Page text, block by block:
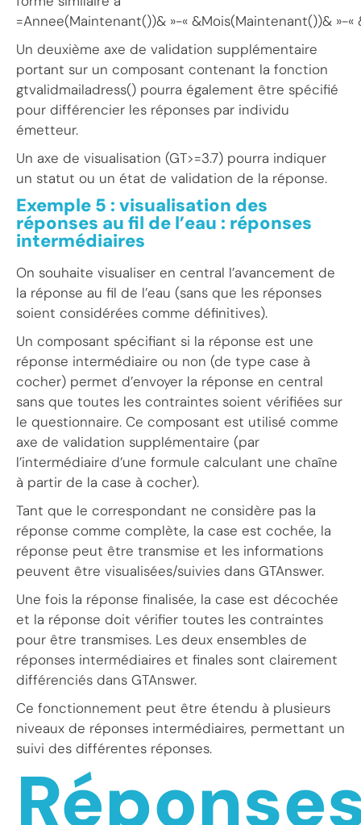
=Annee(Maintenant())& »-« &Mois(Maintenant())& »-
Un deuxième axe de validation supplémentaire
portant sur un composant contenant la fonction
gtvalidmailadress() pourra également être spécifié
pour différencier les réponses par individu
émetteur.
Un axe de visualisation (GT>=3.7) pourra indiquer
un statut ou un état de validation de la réponse.
Exemple 5 : visualisation des
réponses au fil de l’eau : réponses
intermédiaires
On souhaite visualiser en central l’avancement de
la réponse au fil de l’eau (sans que les réponses
soient considérées comme définitives).
Un composant spécifiant si la réponse est une
réponse intermédiaire ou non (de type case à
cocher) permet d’envoyer la réponse en central
sans que toutes les contraintes soient vérifiées sur
le questionnaire. Ce composant est utilisé comme
axe de validation supplémentaire (par
l’intermédiaire d’une formule calculant une chaîne
à partir de la case à cocher).
Tant que le correspondant ne considère pas la
réponse comme complète, la case est cochée, la
réponse peut être transmise et les informations
peuvent être visualisées/suivies dans GTAnswer.
Une fois la réponse finalisée, la case est décochée
et la réponse doit vérifier toutes les contraintes
pour être transmises. Les deux ensembles de
réponses intermédiaires et finales sont clairement
différenciés dans GTAnswer.
Ce fonctionnement peut être étendu à plusieurs
niveaux de réponses intermédiaires, permettant un
suivi des différentes réponses.